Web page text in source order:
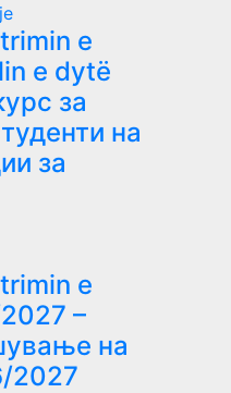
e
e dytë
за
на
за
e
–
на
2027